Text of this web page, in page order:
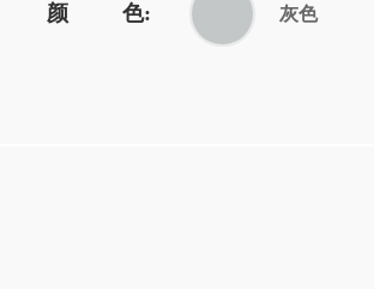
颜 色: 灰色